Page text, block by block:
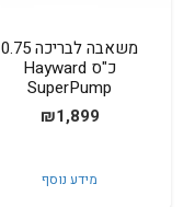
משאבה לבריכה 0.75
כ"ס Hayward
SuperPump
₪1,899
מידע נוסף